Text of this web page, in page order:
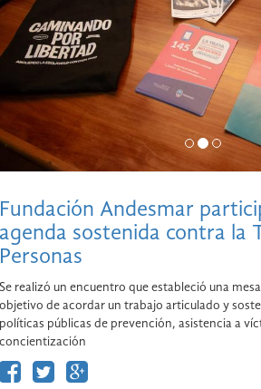
Fundación Andesmar
agenda sostenida contra la
Personas
Se realizó un encuentro que estableció una
objetivo de acordar un trabajo articulado y
políticas públicas de prevención, asistencia a
concientización